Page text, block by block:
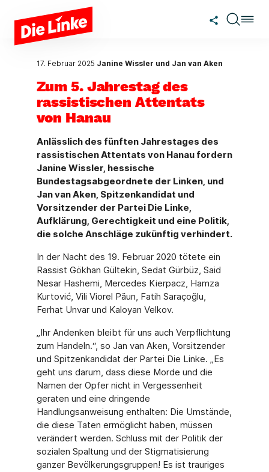
Zum Hauptinhalt springen
17. Februar 2025 Janine Wissler und Jan van Aken
Zum 5. Jahrestag des
rassistischen Attentats
von Hanau
Anlässlich des fünften Jahrestages des
rassistischen Attentats von Hanau fordern
Janine Wissler, hessische
Bundestagsabgeordnete der Linken, und
Jan van Aken, Spitzenkandidat und
Vorsitzender der Partei Die Linke,
Aufklärung, Gerechtigkeit und eine Politik,
die solche Anschläge zukünftig verhindert.
In der Nacht des 19. Februar 2020 tötete ein
Rassist Gökhan Gültekin, Sedat Gürbüz, Said
Nesar Hashemi, Mercedes Kierpacz, Hamza
Kurtović, Vili Viorel Păun, Fatih Saraçoğlu,
Ferhat Unvar und Kaloyan Velkov.
„Ihr Andenken bleibt für uns auch Verpflichtung
zum Handeln.“, so Jan van Aken, Vorsitzender
und Spitzenkandidat der Partei Die Linke. „Es
geht uns darum, dass diese Morde und die
Namen der Opfer nicht in Vergessenheit
geraten und eine dringende
Handlungsanweisung enthalten: Die Umstände,
die diese Taten ermöglicht haben, müssen
verändert werden. Schluss mit der Politik der
sozialen Spaltung und der Stigmatisierung
ganzer Bevölkerungsgruppen! Es ist trauriges